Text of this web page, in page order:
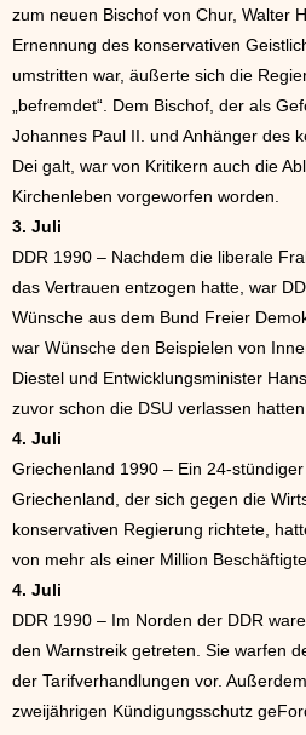
zum neuen Bischof von Chur, Walter
Ernennung des konservativen
umstritten war, äußerte sich die
„befremdet“. Dem Bischof, der als
Johannes Paul II. und Anhänger des
Dei galt, war von Kritikern auch die
Kirchenleben vorgeworfen worden.
3. Juli
DDR 1990 – Nachdem die liberale
das Vertrauen entzogen hatte, war
Wünsche aus dem Bund Freier
war Wünsche den Beispielen von
Diestel und Entwicklungsminister
zuvor schon die DSU verlassen
4. Juli
Griechenland 1990 – Ein 24-
Griechenland, der sich gegen die
konservativen Regierung richtete,
von mehr als einer Million
4. Juli
DDR 1990 – Im Norden der DDR
den Warnstreik getreten. Sie warfen
der Tarifverhandlungen vor.
zweijährigen Kündigungsschutz